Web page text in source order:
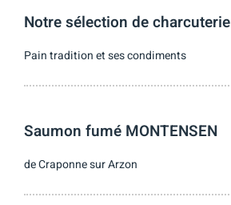
Notre sélection de charcuterie
Pain tradition et ses condiments
Saumon fumé MONTENSEN
de Craponne sur Arzon